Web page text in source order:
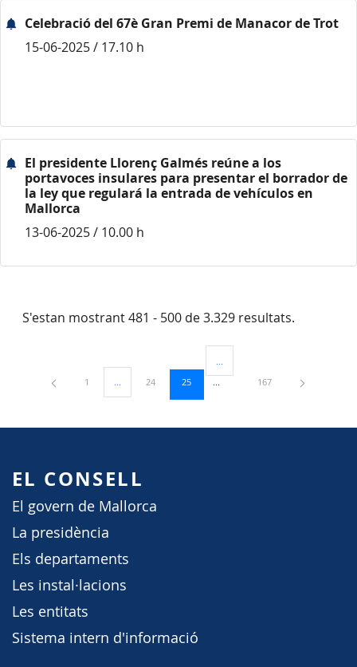
Celebració del 67è Gran Premi de Manacor de Trot
15-06-2025 / 17.10 h
El presidente Llorenç Galmés reúne a los
portavoces insulares para presentar el borrador de
la ley que regulará la entrada de vehículos en
Mallorca
13-06-2025 / 10.00 h
S'estan mostrant 481 - 500 de 3.329 resultats.
Pàgina
1 ...Pàgines intermèdies Utilitzeu TAB per navegar.
Pàgina
24 Pàgina
25
Pàgines intermèdies Utilitzeu
Pàgina
167
EL CONSELL
El govern de Mallorca
La presidència
Els departaments
Les instal·lacions
Les entitats
Sistema intern d'informació